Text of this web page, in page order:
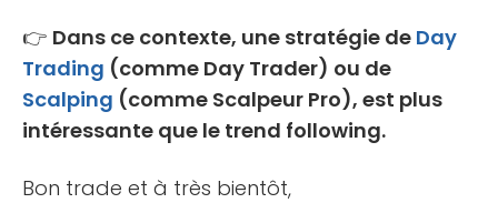
👉 Dans ce contexte, une stratégie de Day
Trading (comme Day Trader) ou de
Scalping (comme Scalpeur Pro), est plus
intéressante que le trend following.
Bon trade et à très bientôt,